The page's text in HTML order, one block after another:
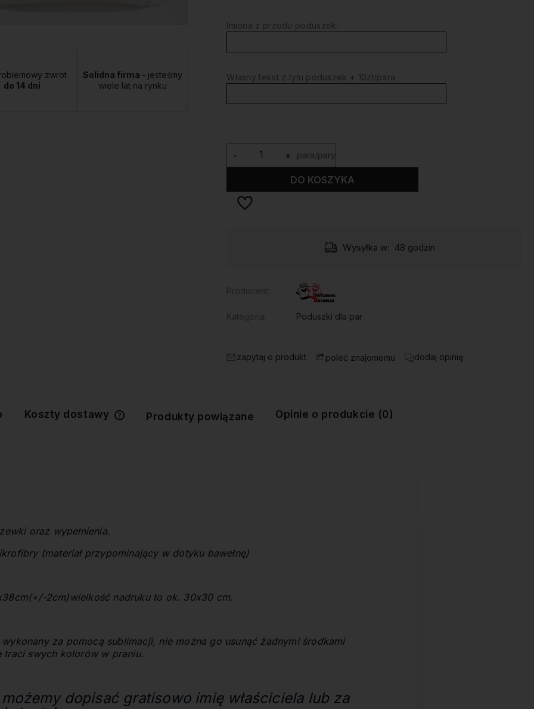
zwrot
do 14 dni
Solidna firma - jesteśmy
wiele lat na rynku
Imiona z przodu poduszek:
Własny tekst z tyłu poduszek + 10zł/para:
+
- para/pary
DO KOSZYKA
Wysyłka w: 48 godzin
Poduszki dla par
zapytaj o produkt poleć znajomemu dodaj opinię
Koszty dostawy Produkty powiązane Opinie o produkcie (0)
oraz wypełnienia.
(materiał przypominający w dotyku bawełnę)
2cm) wielkość nadruku to ok. 30x30 cm.
za pomocą sublimacji, nie można go usunąć żadnymi środkami
traci swych kolorów w praniu.
możemy dopisać gratisowo imię właściciela lub za